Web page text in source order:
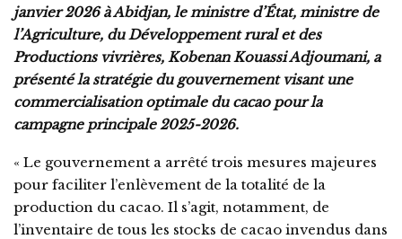
janvier 2026 à Abidjan, le ministre d’État, ministre de
l’Agriculture, du Développement rural et des
Productions vivrières, Kobenan Kouassi Adjoumani, a
présenté la stratégie du gouvernement visant une
commercialisation optimale du cacao pour la
campagne principale 2025-2026.
« Le gouvernement a arrêté trois mesures majeures
pour faciliter l’enlèvement de la totalité de la
production du cacao. Il s’agit, notamment, de
l’inventaire de tous les stocks de cacao invendus dans